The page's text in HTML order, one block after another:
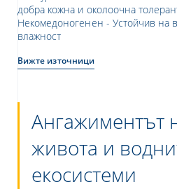
добра кожна и околоочна
Некомедоногенен - Устойчив на
влажност
Вижте източници
Ангажиментът
живота и
екосистеми